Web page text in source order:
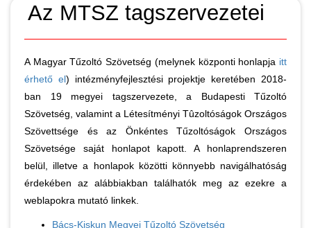
Az MTSZ tagszervezetei
A Magyar Tűzoltó Szövetség (melynek központi honlapja itt
érhető el) intézményfejlesztési projektje keretében 2018-
ban 19 megyei tagszervezete, a Budapesti Tűzoltó
Szövetség, valamint a Létesítményi Tûzoltóságok Országos
Szövettsége és az Önkéntes Tűzoltóságok Országos
Szövetsége saját honlapot kapott. A honlaprendszeren
belül, illetve a honlapok közötti könnyebb navigálhatóság
érdekében az alábbiakban találhatók meg az ezekre a
weblapokra mutató linkek.
Bács-Kiskun Megyei Tűzoltó Szövetség